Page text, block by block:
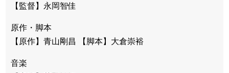
【監督】永岡智佳
原作・脚本
【原作】青山剛昌 【脚本】大倉崇裕
音楽